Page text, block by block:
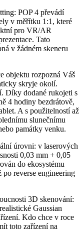
POP 4 převádí
v měřítku 1:1, které
pro VR/AR
Tato
v žádném skeneru
objektu rozpozná Váš
skryje okolí.
Díky dodané rukojeti s
4 hodiny bezdrátově,
A s použitelností až
slunečnímu
památky venku.
úrovni: v laserových
0,03 mm + 0,05
do ekosystému
reverse engineering
3D skenování:
Gaussian
Kdo chce v roce
toto zařízení na